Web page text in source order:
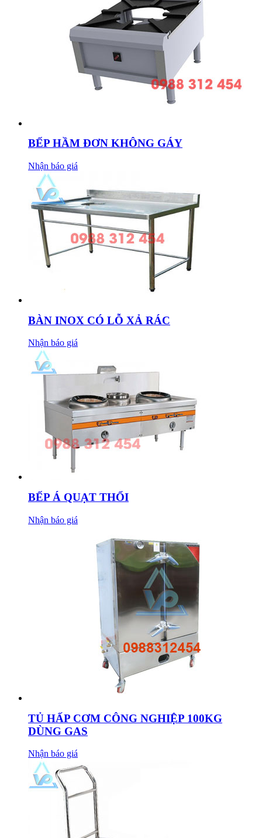
BẾP HẦM ĐƠN KHÔNG GÁY
Nhận báo giá
BÀN INOX CÓ LỖ XẢ RÁC
Nhận báo giá
BẾP Á QUẠT THỔI
Nhận báo giá
TỦ HẤP CƠM CÔNG NGHIỆP 100KG
DÙNG GAS
Nhận báo giá